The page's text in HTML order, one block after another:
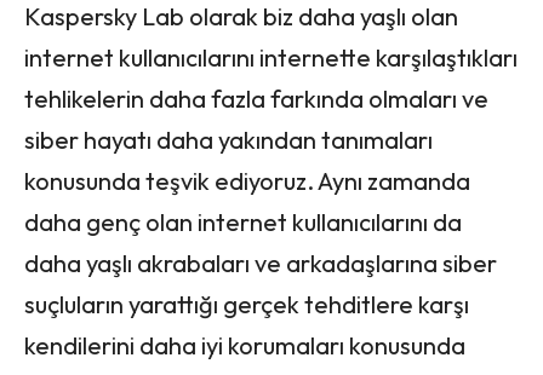
Kaspersky Lab olarak biz daha yaşlı olan
internet kullanıcılarını internette karşılaştıkları
tehlikelerin daha fazla farkında olmaları ve
siber hayatı daha yakından tanımaları
konusunda teşvik ediyoruz. Aynı zamanda
daha genç olan internet kullanıcılarını da
daha yaşlı akrabaları ve arkadaşlarına siber
suçluların yarattığı gerçek tehditlere karşı
kendilerini daha iyi korumaları konusunda